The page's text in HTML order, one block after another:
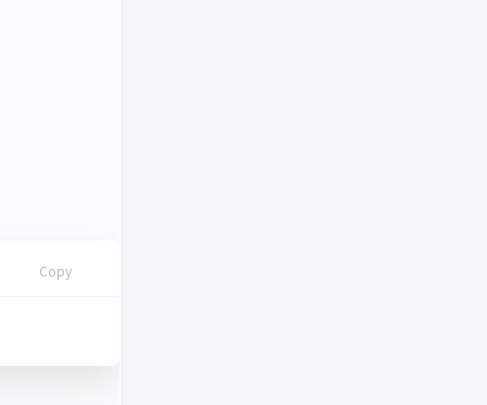
Copy